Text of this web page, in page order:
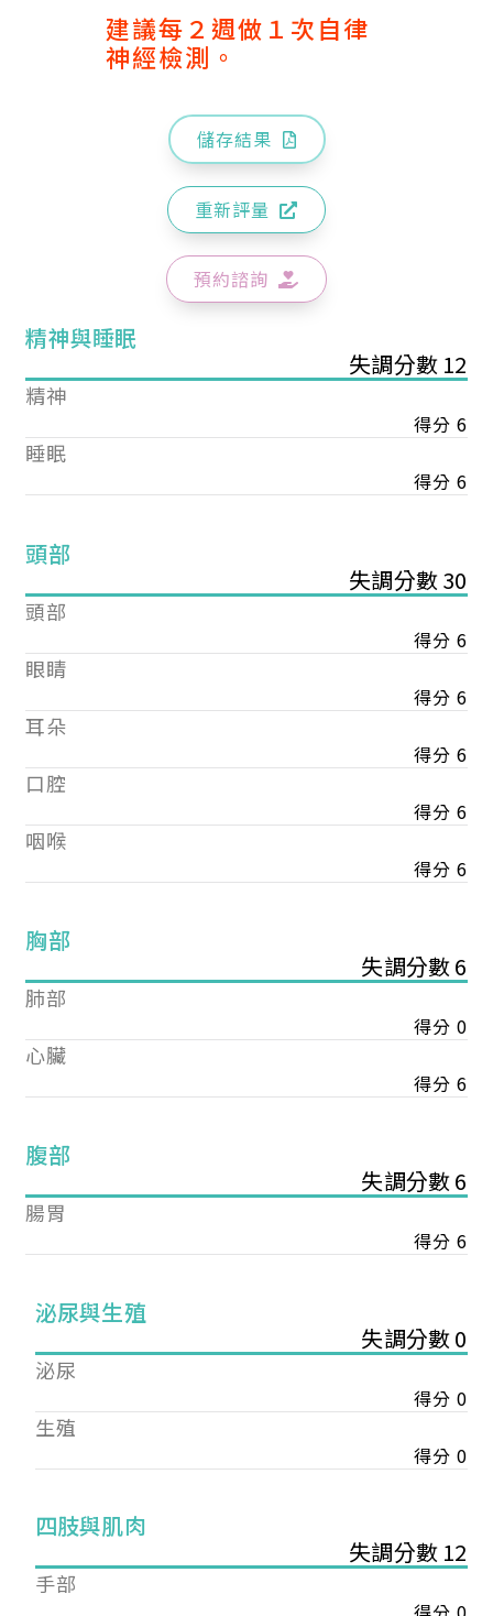
建議每２週做１次自律
神經檢測。
儲存結果
重新評量
預約諮詢
精神與睡眠
失調分數 12
精神
得分 6
睡眠
得分 6
頭部
失調分數 30
頭部
得分 6
眼睛
得分 6
耳朵
得分 6
口腔
得分 6
咽喉
得分 6
胸部
失調分數 6
肺部
得分 0
心臟
得分 6
腹部
失調分數 6
腸胃
得分 6
泌尿與生殖
失調分數 0
泌尿
得分 0
生殖
得分 0
四肢與肌肉
失調分數 12
手部
您已成功送出會員申請
您好，您的會員申請，已成功送出，經本協會理事
會審核通過後即通知您進行繳費，繳費資訊如下